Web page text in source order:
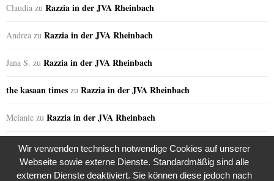
Claudia zu Razzia in der JVA Rheinbach
Andrea zu Razzia in der JVA Rheinbach
Jana S. zu Razzia in der JVA Rheinbach
the kasaan times zu Razzia in der JVA Rheinbach
Melanie zu Razzia in der JVA Rheinbach
SabinezuRazzia in der JVA Rheinbach
the kasaan timeszuRiza Kosar’s zweifelhaftes Angebot…
Wir verwenden technisch notwendige Cookies auf unserer
Webseite sowie externe Dienste. Standardmäßig sind alle
externen Dienste deaktiviert. Sie können diese jedoch nach